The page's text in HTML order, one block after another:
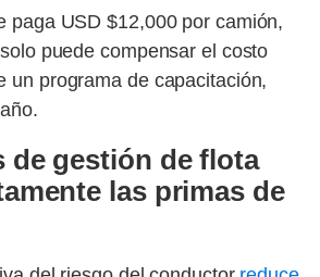
paga USD $12,000 por camión,
puede compensar el costo
un programa de capacitación,
de gestión de flota
las primas de